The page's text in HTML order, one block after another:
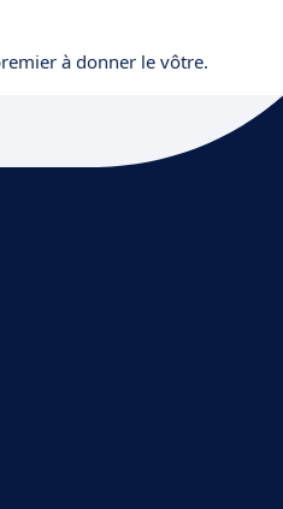
à donner le vôtre.